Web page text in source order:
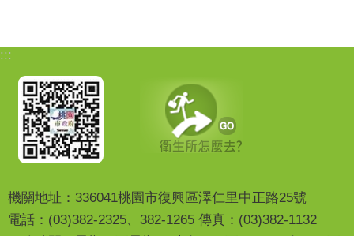
:::
機關地址：336041桃園市復興區澤仁里中正路25號
電話：(03)382-2325、382-1265 傳真：(03)382-1132